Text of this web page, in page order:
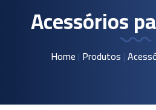
Acessórios
Home | Produtos |